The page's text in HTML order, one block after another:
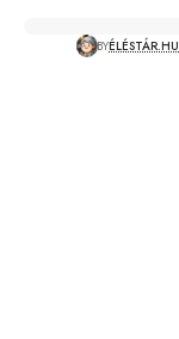
BYÉLÉSTÁR.HU